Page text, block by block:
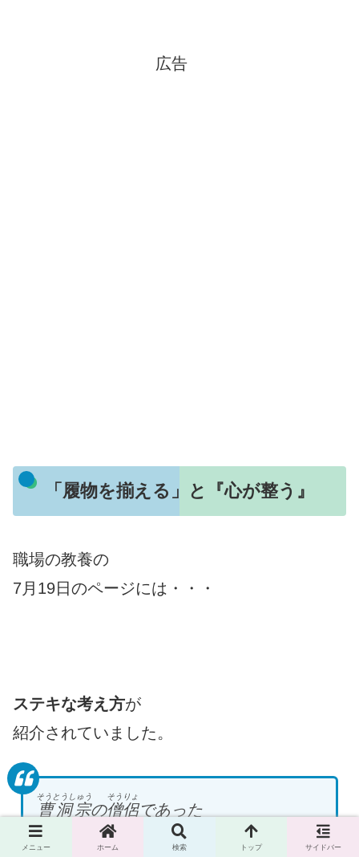
広告
「履物を揃える」と『心が整う』
職場の教養の
7月19日のページには・・・
ステキな考え方が
紹介されていました。
曹洞宗
そうとうしゅう
の僧侶
そうりょ
であった
藤本幸邦
ふじもとこうほう
氏
し
は
メニュー ホーム 検索 トップ サイドバー